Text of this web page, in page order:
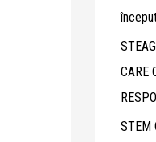
o
r
:CARE
STEM